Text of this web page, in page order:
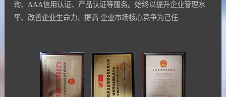
询、AAA信用认证、产品认证等服务。始终以提升企业管理水
平、改善企业生命力、提高 企业市场核心竞争为己任......